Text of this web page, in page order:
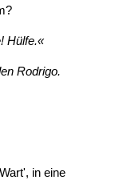
Hülfe.«
Rodrigo.
in eine